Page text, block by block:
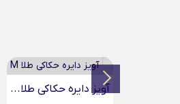
آویز دایره حکاکی طلا...